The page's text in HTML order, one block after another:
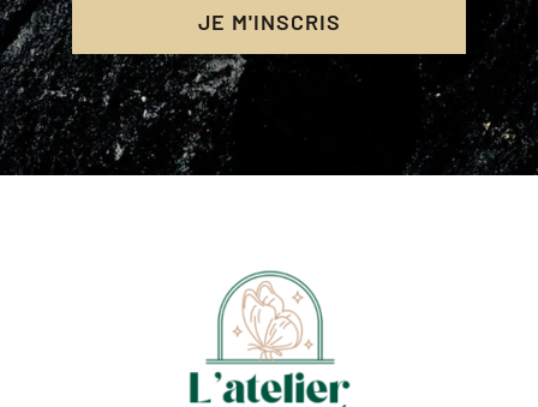
JE M'INSCRIS